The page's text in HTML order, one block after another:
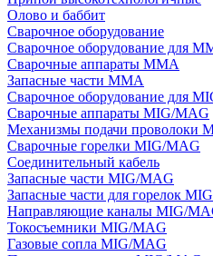
Олово и баббит
Сварочное оборудование
Сварочное оборудование для
Сварочные аппараты MMA
Запасные части MMA
Сварочное оборудование для
Сварочные аппараты MIG/MAG
Механизмы подачи проволоки
Сварочные горелки MIG/MAG
Соединительный кабель
Запасные части MIG/MAG
Запасные части для горелок
Направляющие каналы MIG/
Токосъемники MIG/MAG
Газовые сопла MIG/MAG